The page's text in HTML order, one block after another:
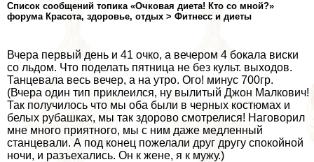
Список сообщений топика «Очковая диета! Кто со мной?»
форума Красота, здоровье, отдых > Фитнесс и диеты
Вчера первый день и 41 очко, а вечером 4 бокала виски
со льдом. Что поделать пятница не без культ. выходов.
Танцевала весь вечер, а на утро. Ого! минус 700гр.
(Вчера один тип приклеился, ну вылитый Джон Малкович!
Так получилось что мы оба были в черных костюмах и
белых рубашках, мы так здорово смотрелися! Наговорил
мне много приятного, мы с ним даже медленный
станцевали. А под конец пожелали друг другу спокойной
ночи, и разъехались. Он к жене, я к мужу.)